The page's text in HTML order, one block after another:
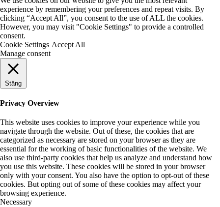
experience by remembering your preferences and repeat visits. By
clicking “Accept All”, you consent to the use of ALL the cookies.
However, you may visit "Cookie Settings" to provide a controlled
consent.
Cookie Settings Accept All
Manage consent
Stäng
Privacy Overview
This website uses cookies to improve your experience while you
navigate through the website. Out of these, the cookies that are
categorized as necessary are stored on your browser as they are
essential for the working of basic functionalities of the website. We
also use third-party cookies that help us analyze and understand how
you use this website. These cookies will be stored in your browser
only with your consent. You also have the option to opt-out of these
cookies. But opting out of some of these cookies may affect your
browsing experience.
Necessary